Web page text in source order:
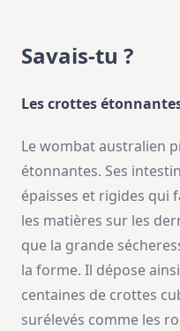
Savais-tu ?
Les crottes
Le wombat australien
étonnantes. Ses
épaisses et rigides qui
les matières sur les
que la grande
la forme. Il dépose
centaines de crottes
surélevés comme les